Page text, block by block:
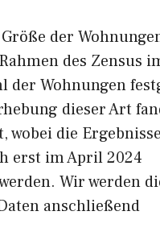
der
des Zensus
der Wohnungen
dieser Art
wobei die Ergebnisse
erst im April 2024
Wir werden
anschließend